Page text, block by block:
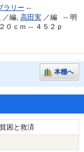
ラリー --
／編, 高田実 ／編 -- 明
０ｃｍ -- ４５２ｐ
本棚へ
困と救済